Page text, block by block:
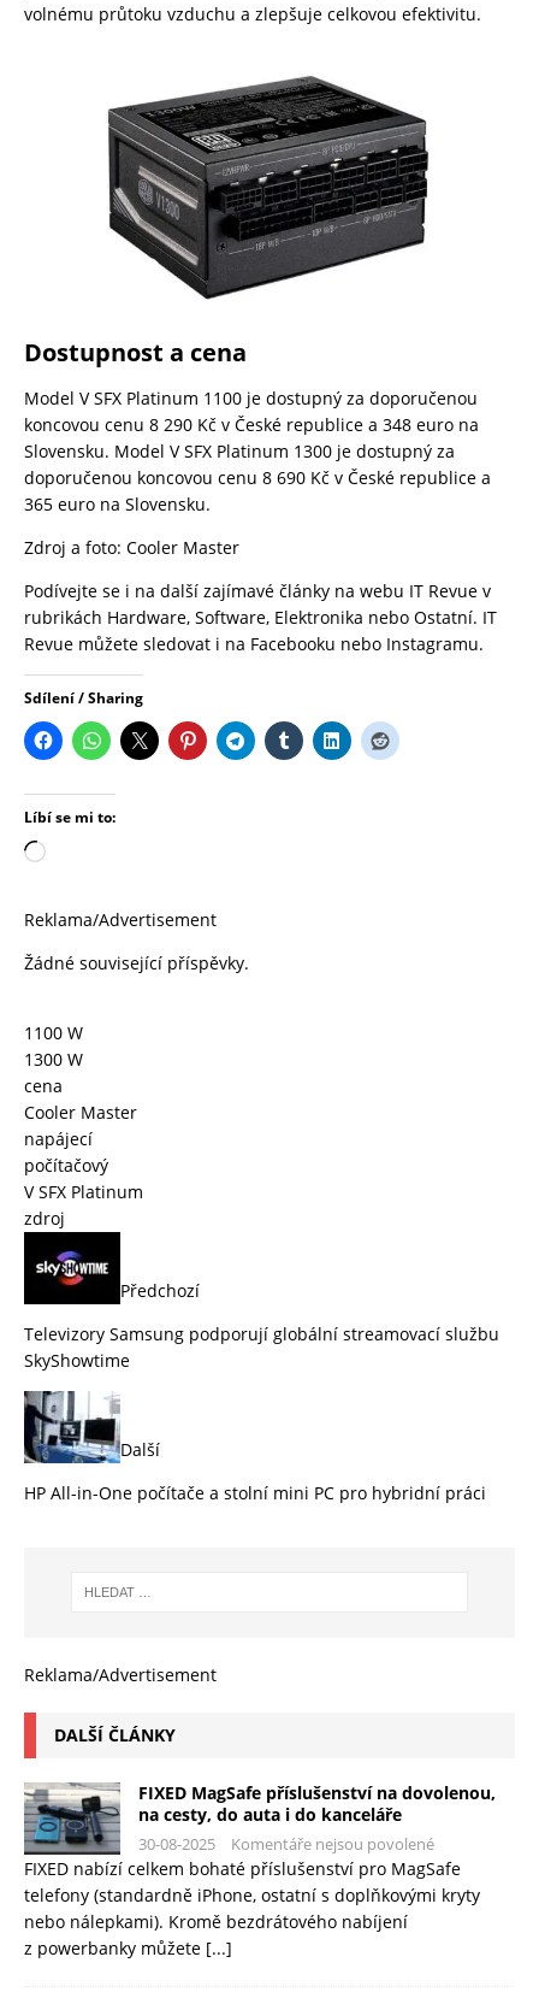
volnému průtoku vzduchu a zlepšuje celkovou efektivitu.
Dostupnost a cena
Model V SFX Platinum 1100 je dostupný za doporučenou
koncovou cenu 8 290 Kč v České republice a 348 euro na
Slovensku. Model V SFX Platinum 1300 je dostupný za
doporučenou koncovou cenu 8 690 Kč v České republice a
365 euro na Slovensku.
Zdroj a foto: Cooler Master
Podívejte se i na další zajímavé články na webu IT Revue v
rubrikách Hardware, Software, Elektronika nebo Ostatní. IT
Revue můžete sledovat i na Facebooku nebo Instagramu.
Sdílení / Sharing
Líbí se mi to:
Reklama/Advertisement
Žádné související příspěvky.
1100 W
1300 W
cena
Cooler Master
napájecí
počítačový
V SFX Platinum
zdroj
Předchozí
Televizory Samsung podporují globální streamovací službu
SkyShowtime
Další
HP All-in-One počítače a stolní mini PC pro hybridní práci
Reklama/Advertisement
DALŠÍ ČLÁNKY
FIXED MagSafe příslušenství na dovolenou,
na cesty, do auta i do kanceláře
30-08-2025 Komentáře nejsou povolené
FIXED nabízí celkem bohaté příslušenství pro MagSafe
telefony (standardně iPhone, ostatní s doplňkovými kryty
nebo nálepkami). Kromě bezdrátového nabíjení
z powerbanky můžete [...]